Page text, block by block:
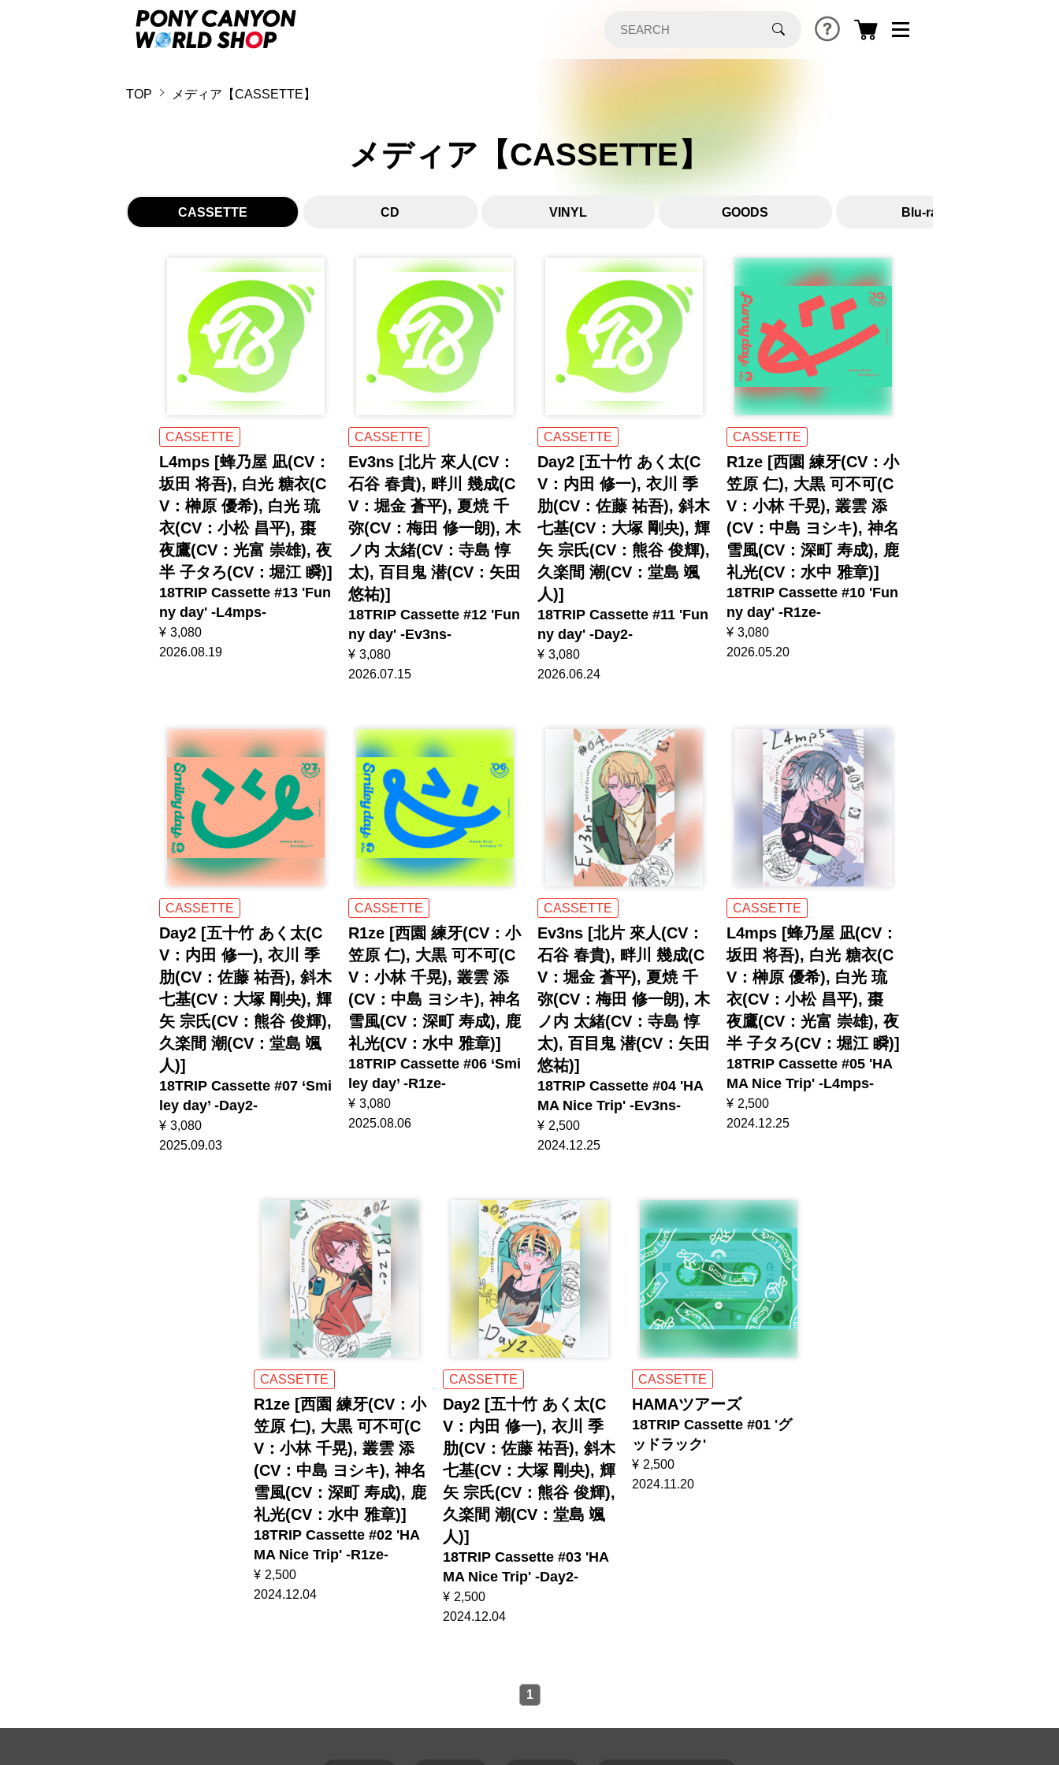
TOP メディア【CASSETTE】
メディア【CASSETTE】
CASSETTE CD VINYL GOODS Blu-ray
CASSETTE
L4mps [蜂乃屋 凪(CV：
坂田 将吾), 白光 糖衣(C
V：榊原 優希), 白光 琉
衣(CV：小松 昌平), 棗
夜鷹(CV：光富 崇雄), 夜
半 子タろ(CV：堀江 瞬)]
18TRIP Cassette #13 'Fun
ny day' -L4mps-
¥ 3,080
2026.08.19
CASSETTE
Ev3ns [北片 來人(CV：
石谷 春貴), 畔川 幾成(C
V：堀金 蒼平), 夏焼 千
弥(CV：梅田 修一朗), 木
ノ内 太緒(CV：寺島 惇
太), 百目鬼 潜(CV：矢田
悠祐)]
18TRIP Cassette #12 'Fun
ny day' -Ev3ns-
¥ 3,080
2026.07.15
CASSETTE
Day2 [五十竹 あく太(C
V：内田 修一), 衣川 季
肋(CV：佐藤 祐吾), 斜木
七基(CV：大塚 剛央), 輝
矢 宗氏(CV：熊谷 俊輝),
久楽間 潮(CV：堂島 颯
人)]
18TRIP Cassette #11 'Fun
ny day' -Day2-
¥ 3,080
2026.06.24
CASSETTE
R1ze [西園 練牙(CV：小
笠原 仁), 大黒 可不可(C
V：小林 千晃), 叢雲 添
(CV：中島 ヨシキ), 神名
雪風(CV：深町 寿成), 鹿
礼光(CV：水中 雅章)]
18TRIP Cassette #10 'Fun
ny day' -R1ze-
¥ 3,080
2026.05.20
CASSETTE
Day2 [五十竹 あく太(C
V：内田 修一), 衣川 季
肋(CV：佐藤 祐吾), 斜木
七基(CV：大塚 剛央), 輝
矢 宗氏(CV：熊谷 俊輝),
久楽間 潮(CV：堂島 颯
人)]
18TRIP Cassette #07 ‘Smi
ley day’ -Day2-
¥ 3,080
2025.09.03
CASSETTE
R1ze [西園 練牙(CV：小
笠原 仁), 大黒 可不可(C
V：小林 千晃), 叢雲 添
(CV：中島 ヨシキ), 神名
雪風(CV：深町 寿成), 鹿
礼光(CV：水中 雅章)]
18TRIP Cassette #06 ‘Smi
ley day’ -R1ze-
¥ 3,080
2025.08.06
CASSETTE
Ev3ns [北片 來人(CV：
石谷 春貴), 畔川 幾成(C
V：堀金 蒼平), 夏焼 千
弥(CV：梅田 修一朗), 木
ノ内 太緒(CV：寺島 惇
太), 百目鬼 潜(CV：矢田
悠祐)]
18TRIP Cassette #04 'HA
MA Nice Trip' -Ev3ns-
¥ 2,500
2024.12.25
CASSETTE
L4mps [蜂乃屋 凪(CV：
坂田 将吾), 白光 糖衣(C
V：榊原 優希), 白光 琉
衣(CV：小松 昌平), 棗
夜鷹(CV：光富 崇雄), 夜
半 子タろ(CV：堀江 瞬)]
18TRIP Cassette #05 'HA
MA Nice Trip' -L4mps-
¥ 2,500
2024.12.25
CASSETTE
R1ze [西園 練牙(CV：小
笠原 仁), 大黒 可不可(C
V：小林 千晃), 叢雲 添
(CV：中島 ヨシキ), 神名
雪風(CV：深町 寿成), 鹿
礼光(CV：水中 雅章)]
18TRIP Cassette #02 'HA
MA Nice Trip' -R1ze-
¥ 2,500
2024.12.04
CASSETTE
Day2 [五十竹 あく太(C
V：内田 修一), 衣川 季
肋(CV：佐藤 祐吾), 斜木
七基(CV：大塚 剛央), 輝
矢 宗氏(CV：熊谷 俊輝),
久楽間 潮(CV：堂島 颯
人)]
18TRIP Cassette #03 'HA
MA Nice Trip' -Day2-
¥ 2,500
2024.12.04
CASSETTE
HAMAツアーズ
18TRIP Cassette #01 'グ
ッドラック'
¥ 2,500
2024.11.20
1